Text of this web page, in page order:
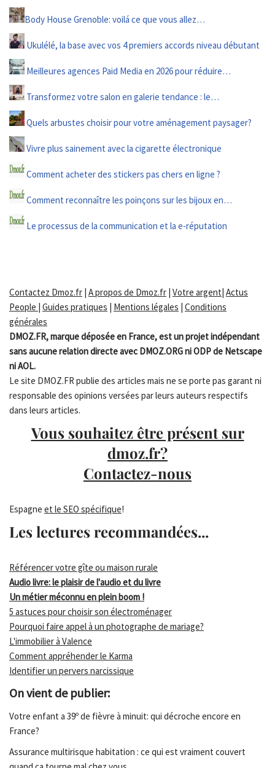
Body House Grenoble: voilá ce que vous allez…
Ukulélé, la base avec vos 4 premiers accords niveau débutant
Meilleures agences Paid Media en 2026 pour réduire…
Transformez votre salon en galerie tendance : le…
Quels arbustes choisir pour votre aménagement paysager?
Vivre plus sainement avec la cigarette électronique
Comment acheter des stickers pas chers en ligne ?
Comment reconnaître les poinçons sur les bijoux en…
Le processus de la communication et la e-réputation
Contactez Dmoz.fr | A propos de Dmoz.fr | Votre argent| Actus
People | Guides pratiques | Mentions légales | Conditions
générales
DMOZ.FR, marque déposée en France, est un projet indépendant
sans aucune relation directe avec DMOZ.ORG ni ODP de Netscape
ni AOL.
Le site DMOZ.FR publie des articles mais ne se porte pas garant ni
responsable des opinions versées par leurs auteurs respectifs
dans leurs articles.
Vous souhaitez être présent sur
dmoz.fr?
Contactez-nous
Espagne et le SEO spécifique!
Les lectures recommandées...
Référencer votre gîte ou maison rurale
Audio livre: le plaisir de l'audio et du livre
Un métier méconnu en plein boom !
5 astuces pour choisir son électroménager
Pourquoi faire appel à un photographe de mariage?
L'immobilier à Valence
Comment appréhender le Karma
Identifier un pervers narcissique
On vient de publier:
Votre enfant a 39º de fièvre à minuit: qui décroche encore en
France?
Assurance multirisque habitation : ce qui est vraiment couvert